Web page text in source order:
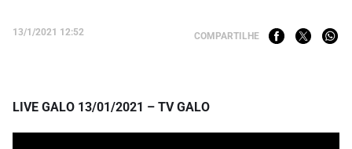
13/1/2021 12:52 COMPARTILHE
LIVE GALO 13/01/2021 – TV GALO